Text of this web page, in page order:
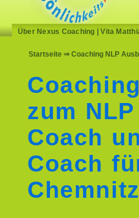
Über Nexus Coaching |Vita
Startseite ⇒ Coaching NLP
zum
Coach
Coach